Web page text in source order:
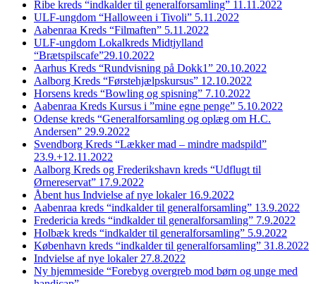
Ribe kreds “indkalder til generalforsamling” 11.11.2022
ULF-ungdom “Halloween i Tivoli” 5.11.2022
Aabenraa Kreds “Filmaften” 5.11.2022
ULF-ungdom Lokalkreds Midtjylland
“Brætspilscafe”29.10.2022
Aarhus Kreds “Rundvisning på Dokk1” 20.10.2022
Aalborg Kreds “Førstehjælpskursus” 12.10.2022
Horsens kreds “Bowling og spisning” 7.10.2022
Aabenraa Kreds Kursus i ”mine egne penge” 5.10.2022
Odense kreds “Generalforsamling og oplæg om H.C.
Andersen” 29.9.2022
Svendborg Kreds “Lækker mad – mindre madspild”
23.9.+12.11.2022
Aalborg Kreds og Frederikshavn kreds “Udflugt til
Ørnereservat” 17.9.2022
Åbent hus Indvielse af nye lokaler 16.9.2022
Aabenraa kreds “indkalder til generalforsamling” 13.9.2022
Fredericia kreds “indkalder til generalforsamling” 7.9.2022
Holbæk kreds “indkalder til generalforsamling” 5.9.2022
København kreds “indkalder til generalforsamling” 31.8.2022
Indvielse af nye lokaler 27.8.2022
Ny hjemmeside “Forebyg overgreb mod børn og unge med